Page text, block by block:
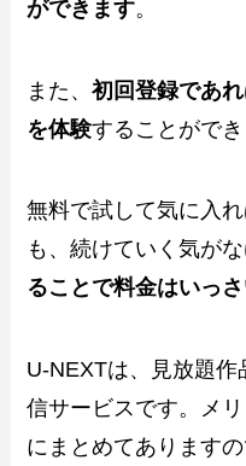
ができます。
また、初回登録であ
を体験することができ
無料で試して気に入
も、続けていく気が
ることで料金はいっ
U-NEXTは、見放題
信サービスです。メ
にまとめてあります